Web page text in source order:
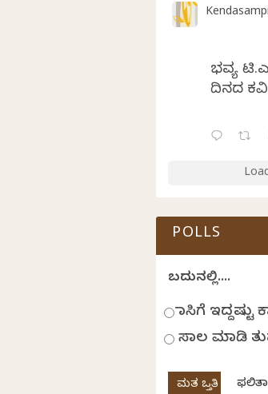
ಭವ್ಯ
ದಿನದ
POLLS
ಬದುಕಿನಲ್ಲಿ....
ಹಾಸಿಗೆ
ಸಾಲ ಮಾಡಿ